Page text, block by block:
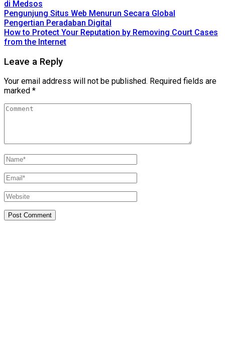
di Medsos
Pengunjung Situs Web Menurun Secara Global
Pengertian Peradaban Digital
How to Protect Your Reputation by Removing Court Cases
from the Internet
Leave a Reply
Your email address will not be published. Required fields are
marked *